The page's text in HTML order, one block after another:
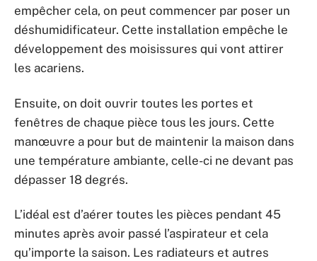
empêcher cela, on peut commencer par poser un
déshumidificateur. Cette installation empêche le
développement des moisissures qui vont attirer
les acariens.
Ensuite, on doit ouvrir toutes les portes et
fenêtres de chaque pièce tous les jours. Cette
manœuvre a pour but de maintenir la maison dans
une température ambiante, celle-ci ne devant pas
dépasser 18 degrés.
L’idéal est d’aérer toutes les pièces pendant 45
minutes après avoir passé l’aspirateur et cela
qu’importe la saison. Les radiateurs et autres